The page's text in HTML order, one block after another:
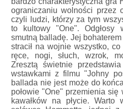
ograniczaniu wolności przez
czyli ludzi, którzy za tym
to kultowy "One". Odgłosy
smutną balladę. Jej bohaterem
stracił na wojnie wszystko,
ręce, nogi, słuch, wzrok,
Zresztą świetnie
wstawkami z filmu "Johny
ballada nie jest może do
połowie "One" przemienia
kawałków na płycie. Warto